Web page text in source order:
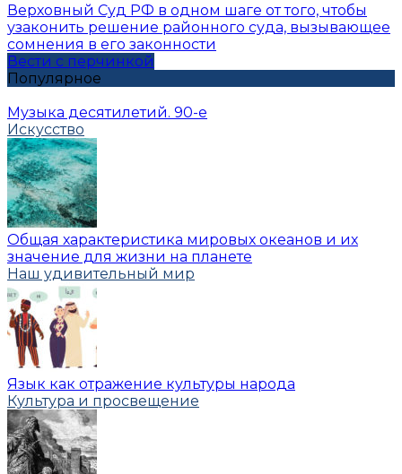
Верховный Суд РФ в одном шаге от того, чтобы
узаконить решение районного суда, вызывающее
сомнения в его законности
Вести с перчинкой
Популярное
Музыка десятилетий. 90-е
Искусство
Общая характеристика мировых океанов и их
значение для жизни на планете
Наш удивительный мир
Язык как отражение культуры народа
Культура и просвещение